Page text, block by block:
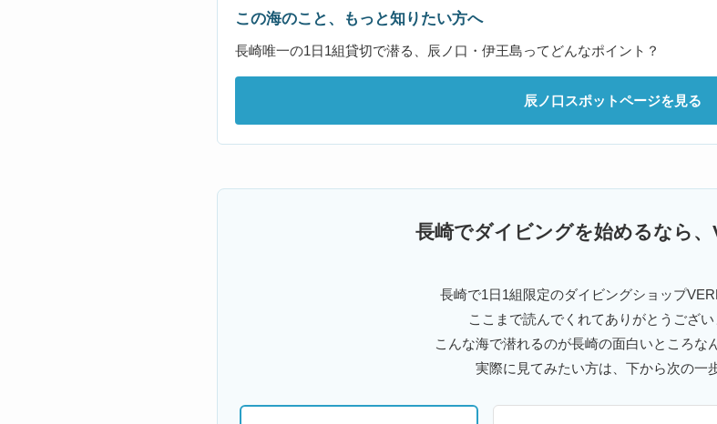
この海のこと、もっと知りたい方へ
長崎唯一の1日1組貸切で潜る、辰ノ口・伊王島ってどんなポイント？
辰ノ口スポットページを見る
長崎でダイビングを始めるなら、
長崎で1日1組限定のダイビングショップ
ここまで読んでくれてありがとうござ
こんな海で潜れるのが長崎の面白いところな
実際に見てみたい方は、下から次の一